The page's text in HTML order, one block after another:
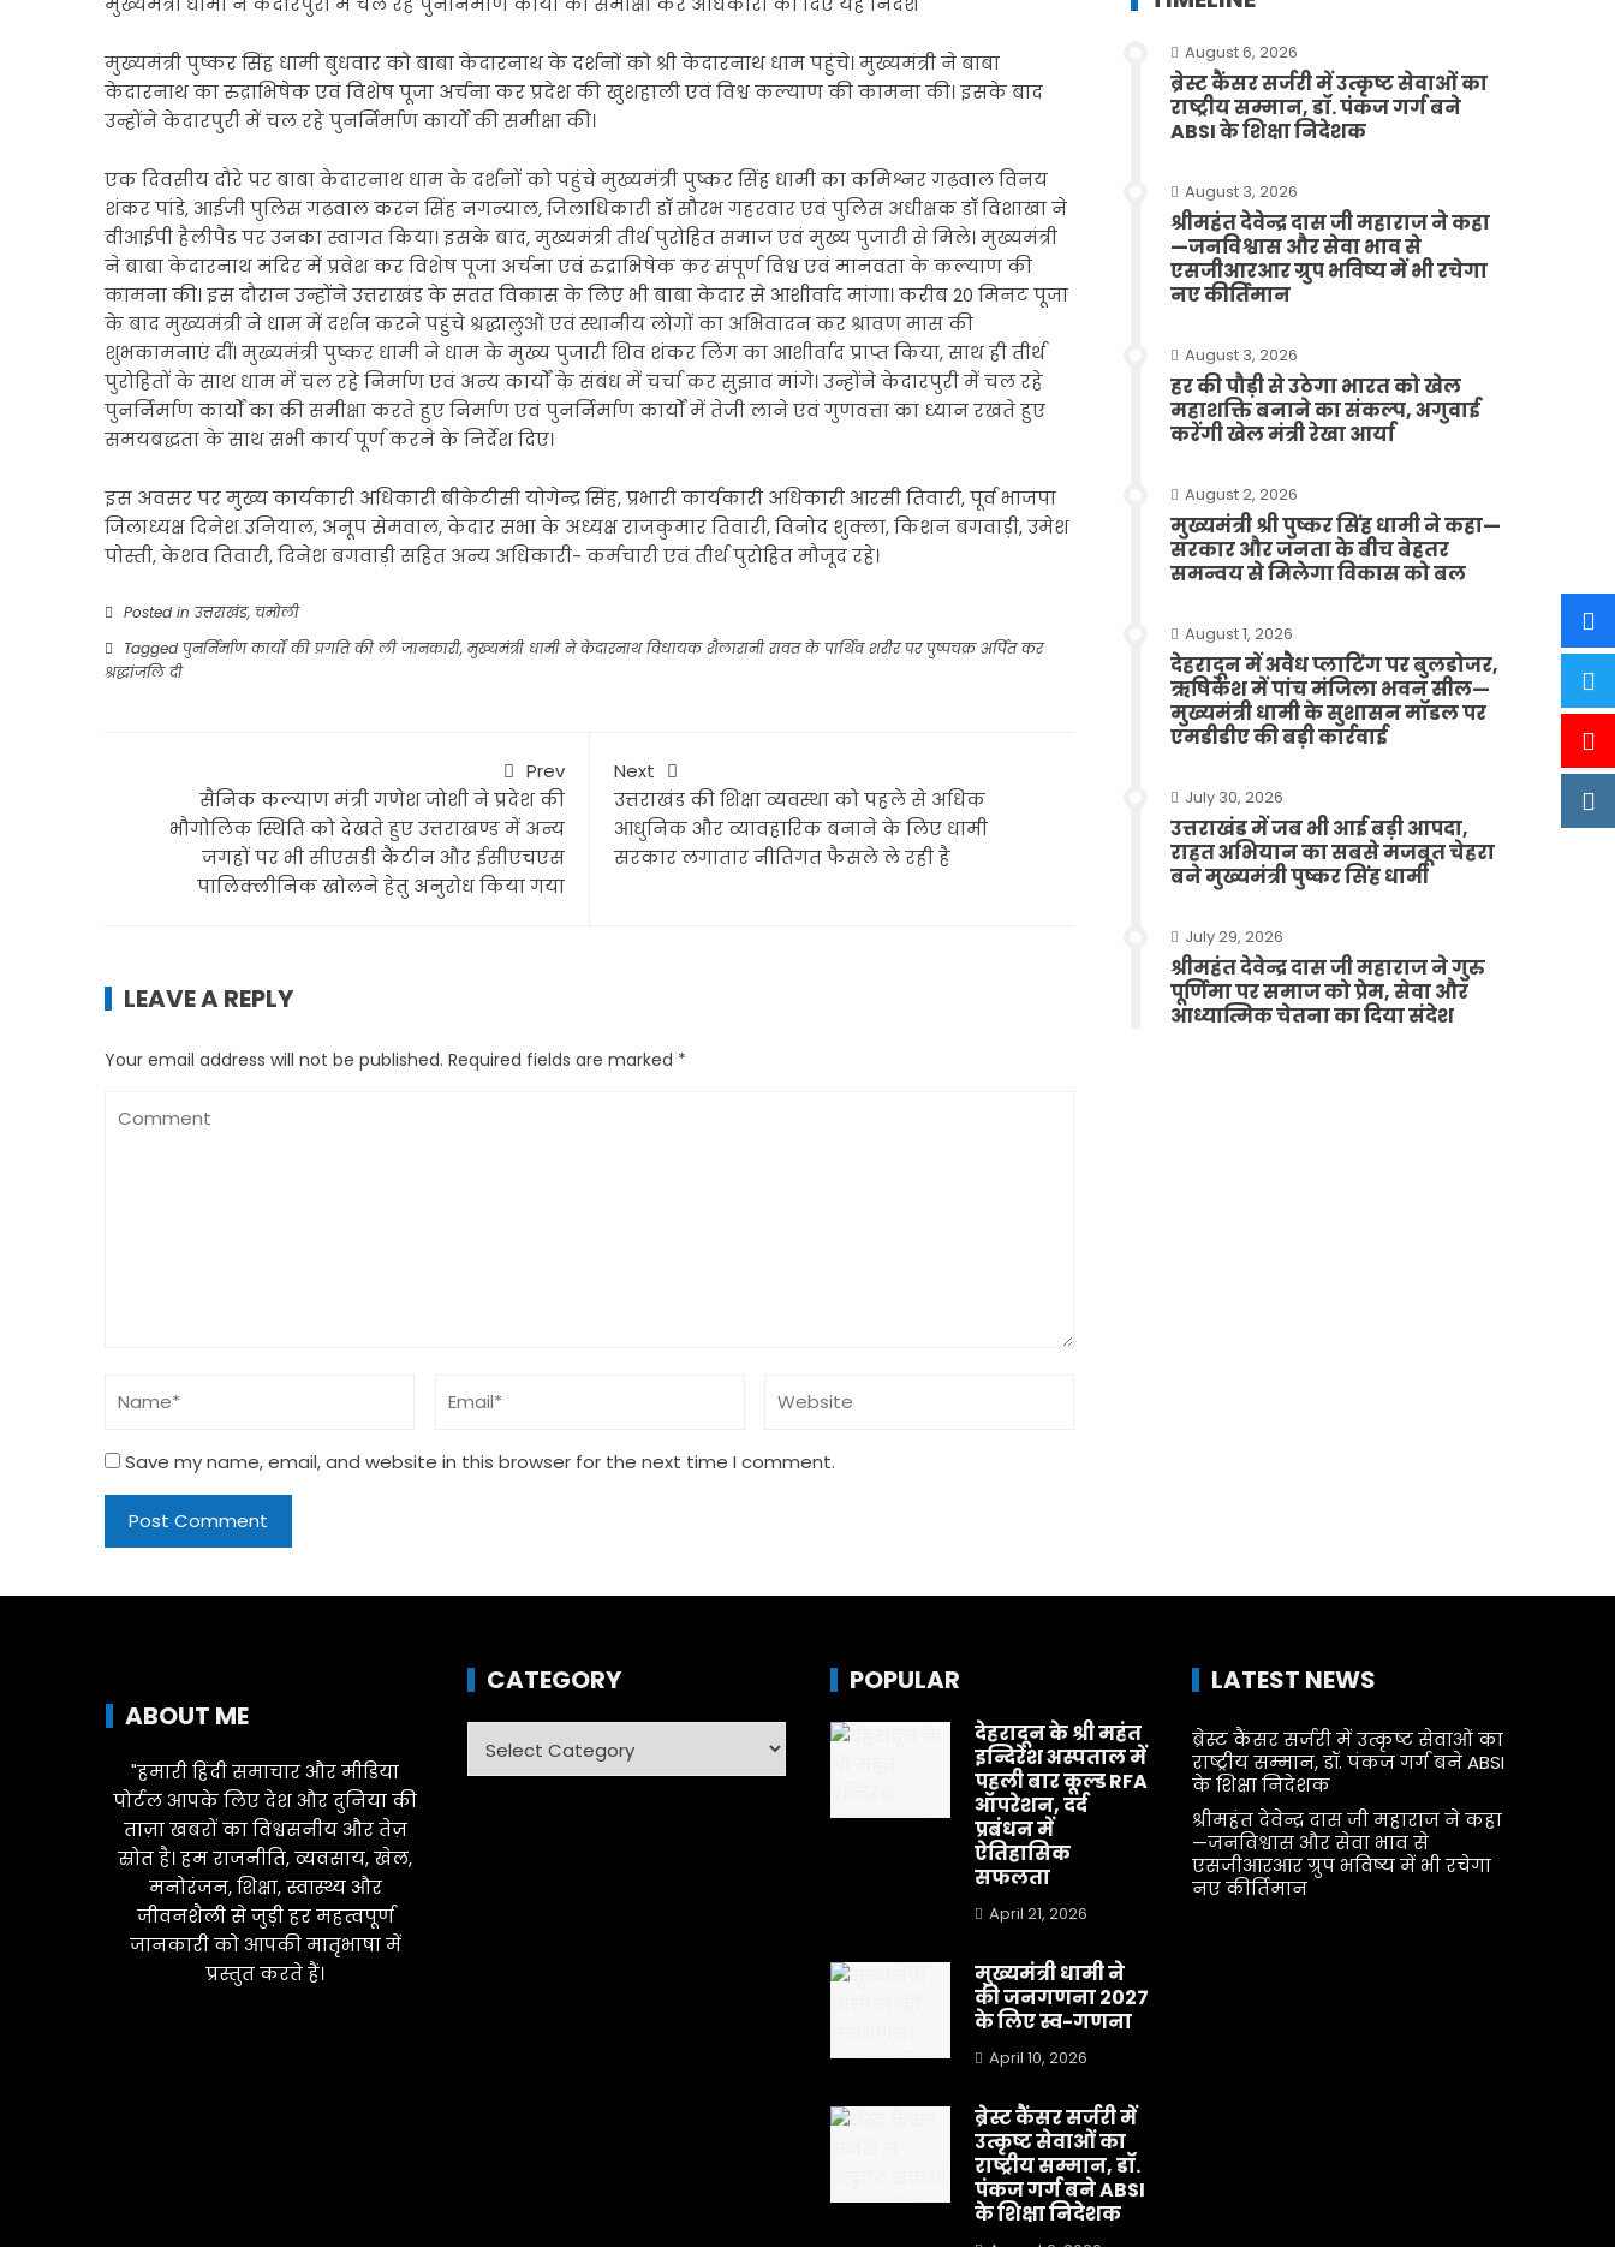
मुख्यमंत्री पुष्कर सिंह धामी बुधवार को बाबा केदारनाथ के दर्शनों को श्री केदारनाथ धाम पहुंचे। मुख्यमंत्री ने बाबा
केदारनाथ का रुद्राभिषेक एवं विशेष पूजा अर्चना कर प्रदेश की खुशहाली एवं विश्व कल्याण की कामना की। इसके बाद
उन्होंने केदारपुरी में चल रहे पुनर्निर्माण कार्यों की समीक्षा की।
एक दिवसीय दौरे पर बाबा केदारनाथ धाम के दर्शनों को पहुंचे मुख्यमंत्री पुष्कर सिंह धामी का कमिश्नर गढ़वाल विनय
शंकर पांडे, आईजी पुलिस गढ़वाल करन सिंह नगन्याल, जिलाधिकारी डॉ सौरभ गहरवार एवं पुलिस अधीक्षक डॉ विशाखा ने
वीआईपी हैलीपैड पर उनका स्वागत किया। इसके बाद, मुख्यमंत्री तीर्थ पुरोहित समाज एवं मुख्य पुजारी से मिले। मुख्यमंत्री
ने बाबा केदारनाथ मंदिर में प्रवेश कर विशेष पूजा अर्चना एवं रुद्राभिषेक कर संपूर्ण विश्व एवं मानवता के कल्याण की
कामना की। इस दौरान उन्होंने उत्तराखंड के सतत विकास के लिए भी बाबा केदार से आशीर्वाद मांगा। करीब 20 मिनट पूजा
के बाद मुख्यमंत्री ने धाम में दर्शन करने पहुंचे श्रद्धालुओं एवं स्थानीय लोगों का अभिवादन कर श्रावण मास की
शुभकामनाएं दीं। मुख्यमंत्री पुष्कर धामी ने धाम के मुख्य पुजारी शिव शंकर लिंग का आशीर्वाद प्राप्त किया, साथ ही तीर्थ
पुरोहितों के साथ धाम में चल रहे निर्माण एवं अन्य कार्यों के संबंध में चर्चा कर सुझाव मांगे। उन्होंने केदारपुरी में चल रहे
पुनर्निर्माण कार्यों का की समीक्षा करते हुए निर्माण एवं पुनर्निर्माण कार्यों में तेजी लाने एवं गुणवत्ता का ध्यान रखते हुए
समयबद्धता के साथ सभी कार्य पूर्ण करने के निर्देश दिए।
इस अवसर पर मुख्य कार्यकारी अधिकारी बीकेटीसी योगेन्द्र सिंह, प्रभारी कार्यकारी अधिकारी आरसी तिवारी, पूर्व भाजपा
जिलाध्यक्ष दिनेश उनियाल, अनूप सेमवाल, केदार सभा के अध्यक्ष राजकुमार तिवारी, विनोद शुक्ला, किशन बगवाड़ी, उमेश
पोस्ती, केशव तिवारी, दिनेश बगवाड़ी सहित अन्य अधिकारी- कर्मचारी एवं तीर्थ पुरोहित मौजूद रहे।
Posted in उत्तराखंड, चमोली
Tagged पुनर्निर्माण कार्यों की प्रगति की ली जानकारी, मुख्यमंत्री धामी ने केदारनाथ विधायक शैलारानी रावत के पार्थिव शरीर पर पुष्पचक्र अर्पित कर
श्रद्धांजलि दी
Prev
सैनिक कल्याण मंत्री गणेश जोशी ने प्रदेश की
भौगोलिक स्थिति को देखते हुए उत्तराखण्ड में अन्य
जगहों पर भी सीएसडी कैंटीन और ईसीएचएस
पालिक्लीनिक खोलने हेतु अनुरोध किया गया
Next
उत्तराखंड की शिक्षा व्यवस्था को पहले से अधिक
आधुनिक और व्यावहारिक बनाने के लिए धामी
सरकार लगातार नीतिगत फैसले ले रही है
LEAVE A REPLY
Your email address will not be published. Required fields are marked *
Save my name, email, and website in this browser for the next time I comment.
August 6, 2026
ब्रेस्ट कैंसर सर्जरी में उत्कृष्ट सेवाओं का
राष्ट्रीय सम्मान, डॉ. पंकज गर्ग बने
ABSI के शिक्षा निदेशक
August 3, 2026
श्रीमहंत देवेन्द्र दास जी महाराज ने कहा
—जनविश्वास और सेवा भाव से
एसजीआरआर ग्रुप भविष्य में भी रचेगा
नए कीर्तिमान
August 3, 2026
हर की पौड़ी से उठेगा भारत को खेल
महाशक्ति बनाने का संकल्प, अगुवाई
करेंगी खेल मंत्री रेखा आर्या
August 2, 2026
मुख्यमंत्री श्री पुष्कर सिंह धामी ने कहा—
सरकार और जनता के बीच बेहतर
समन्वय से मिलेगा विकास को बल
August 1, 2026
देहरादून में अवैध प्लाटिंग पर बुलडोजर,
ऋषिकेश में पांच मंजिला भवन सील—
मुख्यमंत्री धामी के सुशासन मॉडल पर
एमडीडीए की बड़ी कार्रवाई
July 30, 2026
उत्तराखंड में जब भी आई बड़ी आपदा,
राहत अभियान का सबसे मजबूत चेहरा
बने मुख्यमंत्री पुष्कर सिंह धामी
July 29, 2026
श्रीमहंत देवेन्द्र दास जी महाराज ने गुरु
पूर्णिमा पर समाज को प्रेम, सेवा और
आध्यात्मिक चेतना का दिया संदेश
ABOUT ME
"हमारी हिंदी समाचार और मीडिया
पोर्टल आपके लिए देश और दुनिया की
ताज़ा खबरों का विश्वसनीय और तेज़
स्रोत है। हम राजनीति, व्यवसाय, खेल,
मनोरंजन, शिक्षा, स्वास्थ्य और
जीवनशैली से जुड़ी हर महत्वपूर्ण
जानकारी को आपकी मातृभाषा में
प्रस्तुत करते हैं।
CATEGORY POPULAR
देहरादून के श्री महंत
इन्दिरेश अस्पताल में
पहली बार कूल्ड RFA
ऑपरेशन, दर्द
प्रबंधन में
ऐतिहासिक
सफलता
April 21, 2026
मुख्यमंत्री धामी ने
की जनगणना 2027
के लिए स्व-गणना
April 10, 2026
ब्रेस्ट कैंसर सर्जरी में
उत्कृष्ट सेवाओं का
राष्ट्रीय सम्मान, डॉ.
पंकज गर्ग बने ABSI
के शिक्षा निदेशक
LATEST NEWS
ब्रेस्ट कैंसर सर्जरी में उत्कृष्ट सेवाओं का
राष्ट्रीय सम्मान, डॉ. पंकज गर्ग बने ABSI
के शिक्षा निदेशक
श्रीमहंत देवेन्द्र दास जी महाराज ने कहा
—जनविश्वास और सेवा भाव से
एसजीआरआर ग्रुप भविष्य में भी रचेगा
नए कीर्तिमान